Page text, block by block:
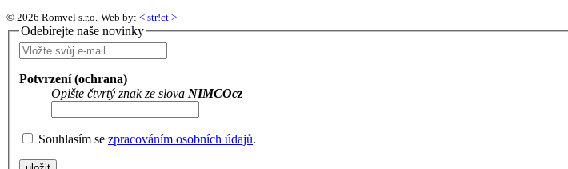
© 2026 Romvel s.r.o. Web by: < str!ct >
Odebírejte naše novinky
Potvrzení (ochrana)
Opište čtvrtý znak ze slova NIMCOcz
Souhlasím se zpracováním osobních údajů.